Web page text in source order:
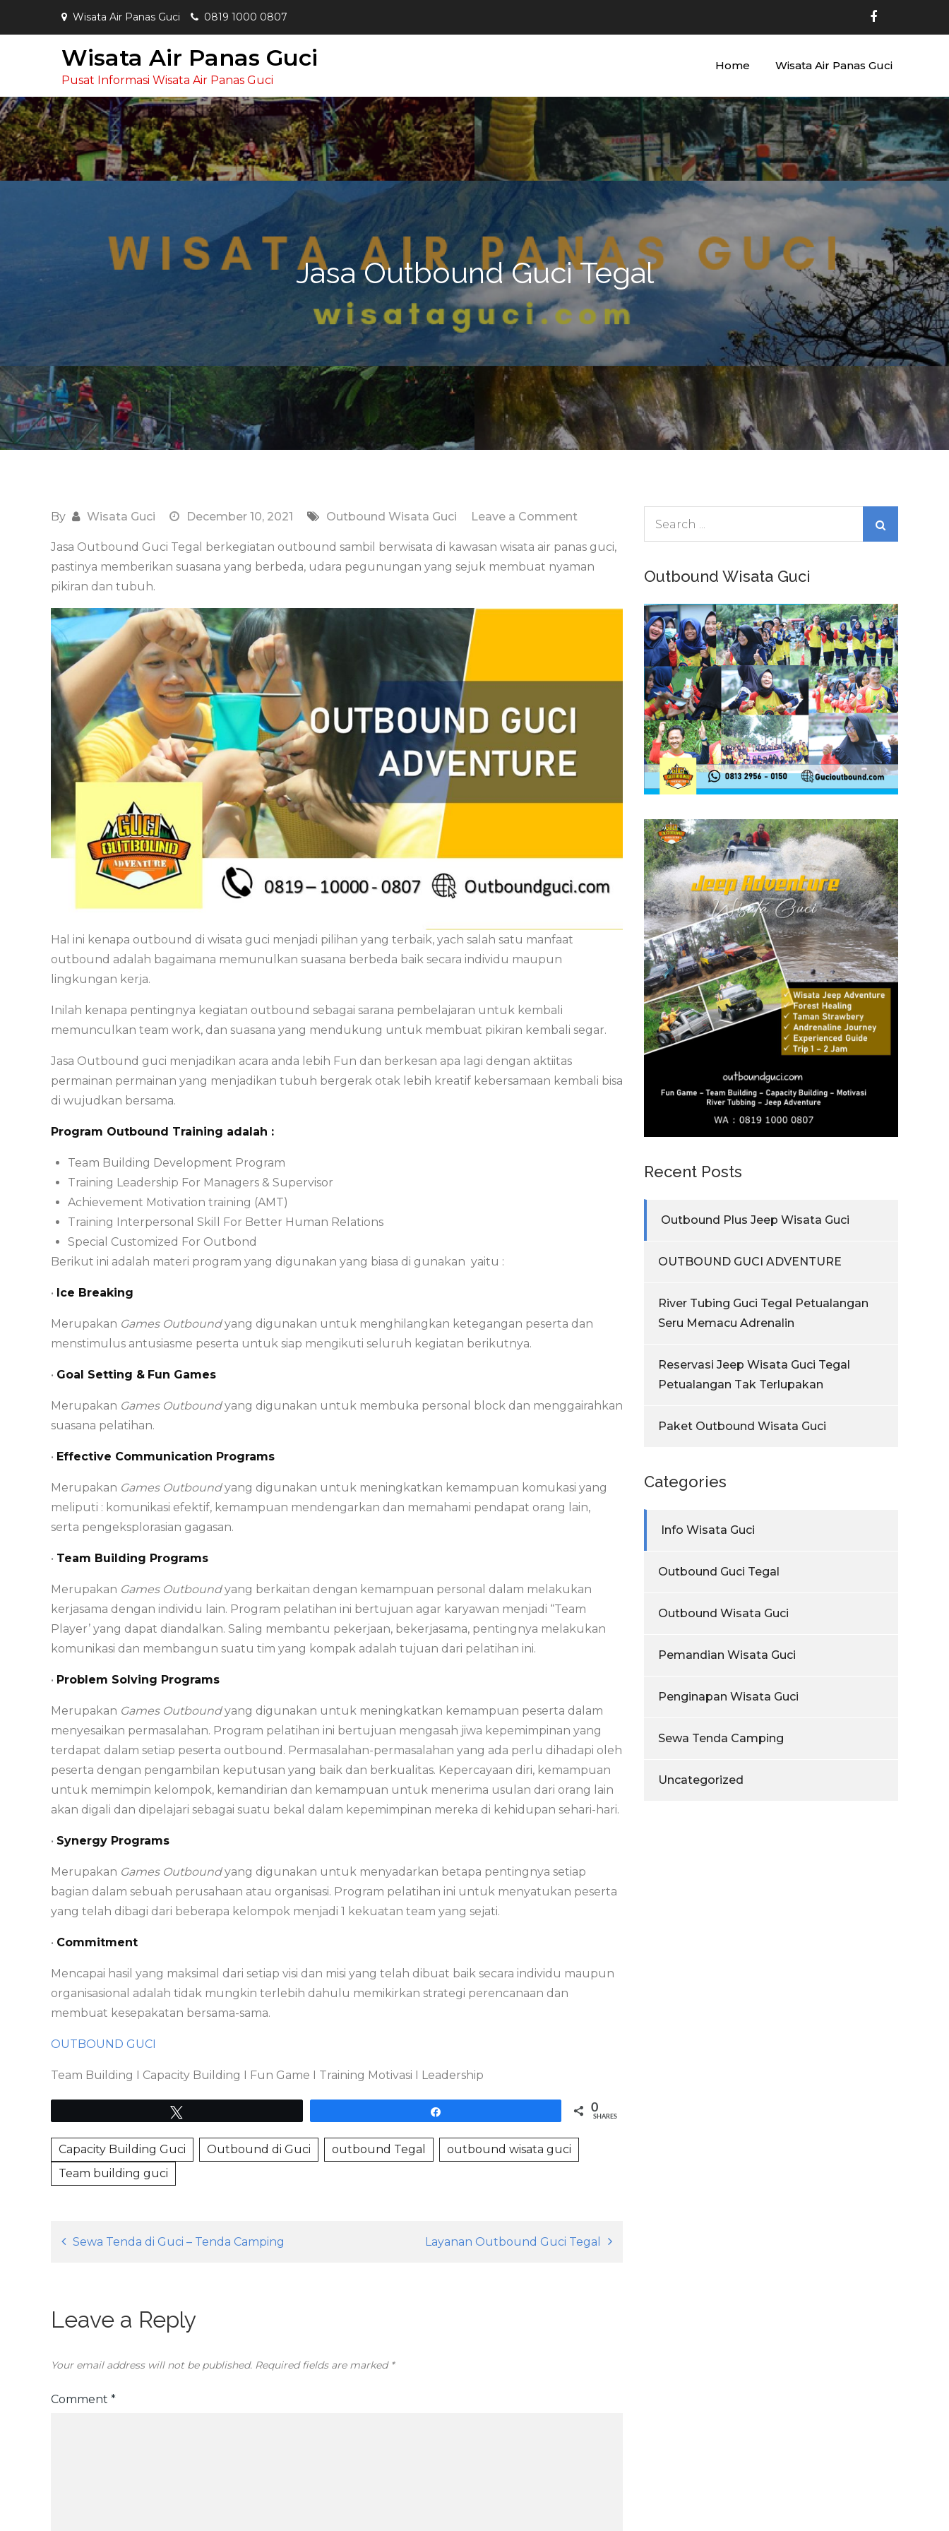
Wisata Air Panas Guci 0819 1000 0807
Wisata Air Panas Guci
Pusat Informasi Wisata Air Panas Guci
Home Wisata Air Panas Guci
Jasa Outbound Guci Tegal
By Wisata Guci December 10, 2021 Outbound Wisata Guci Leave a Comment
Outbound
Guci
Jasa Outbound Guci Tegal berkegiatan outbound sambil berwisata di kawasan wisata air panas guci,
pastinya memberikan suasana yang berbeda, udara pegunungan yang sejuk membuat nyaman
pikiran dan tubuh.
Hal ini kenapa outbound di wisata guci menjadi pilihan yang terbaik, yach salah satu manfaat
outbound adalah bagaimana memunulkan suasana berbeda baik secara individu maupun
lingkungan kerja.
Inilah kenapa pentingnya kegiatan outbound sebagai sarana pembelajaran untuk kembali
memunculkan team work, dan suasana yang mendukung untuk membuat pikiran kembali segar.
Jasa Outbound guci menjadikan acara anda lebih Fun dan berkesan apa lagi dengan aktiitas
permainan permainan yang menjadikan tubuh bergerak otak lebih kreatif kebersamaan kembali bisa
di wujudkan bersama.
Program Outbound Training adalah :
Team Building Development Program
Training Leadership For Managers & Supervisor
Achievement Motivation training (AMT)
Training Interpersonal Skill For Better Human Relations
Special Customized For Outbond
Berikut ini adalah materi program yang digunakan yang biasa di gunakan yaitu :
• Ice Breaking
Merupakan Games Outboundyang digunakan untuk menghilangkan ketegangan peserta dan
menstimulus antusiasme peserta untuk siap mengikuti seluruh kegiatan berikutnya.
• Goal Setting & Fun Games
Merupakan Games Outboundyang digunakan untuk membuka personal block dan menggairahkan
suasana pelatihan.
• Effective Communication Programs
Merupakan Games Outboundyang digunakan untuk meningkatkan kemampuan komukasi yang
meliputi : komunikasi efektif, kemampuan mendengarkan dan memahami pendapat orang lain,
serta pengeksplorasian gagasan.
• Team Building Programs
Merupakan Games Outboundyang berkaitan dengan kemampuan personal dalam melakukan
kerjasama dengan individu lain. Program pelatihan ini bertujuan agar karyawan menjadi “Team
Player’ yang dapat diandalkan. Saling membantu pekerjaan, bekerjasama, pentingnya melakukan
komunikasi dan membangun suatu tim yang kompak adalah tujuan dari pelatihan ini.
• Problem Solving Programs
Merupakan Games Outboundyang digunakan untuk meningkatkan kemampuan peserta dalam
menyesaikan permasalahan. Program pelatihan ini bertujuan mengasah jiwa kepemimpinan yang
terdapat dalam setiap peserta outbound. Permasalahan-permasalahan yang ada perlu dihadapi oleh
peserta dengan pengambilan keputusan yang baik dan berkualitas. Kepercayaan diri, kemampuan
untuk memimpin kelompok, kemandirian dan kemampuan untuk menerima usulan dari orang lain
akan digali dan dipelajari sebagai suatu bekal dalam kepemimpinan mereka di kehidupan sehari-hari.
• Synergy Programs
Merupakan Games Outboundyang digunakan untuk menyadarkan betapa pentingnya setiap
bagian dalam sebuah perusahaan atau organisasi. Program pelatihan ini untuk menyatukan peserta
yang telah dibagi dari beberapa kelompok menjadi 1 kekuatan team yang sejati.
• Commitment
Mencapai hasil yang maksimal dari setiap visi dan misi yang telah dibuat baik secara individu maupun
organisasional adalah tidak mungkin terlebih dahulu memikirkan strategi perencanaan dan
membuat kesepakatan bersama-sama.
OUTBOUND GUCI
Team Building I Capacity Building I Fun Game I Training Motivasi I Leadership
0
SHARES
Capacity Building Guci Outbound di Guci outbound Tegal
outbound wisata guci
Team building guci
Post
Sewa Tenda di Guci – Tenda Camping Layanan Outbound Guci Tegal
Leave a Reply
Your email address will not be published. Required fields are marked *
Comment *
Outbound Wisata Guci
Recent Posts
Outbound Plus Jeep Wisata Guci
OUTBOUND GUCI ADVENTURE
River Tubing Guci Tegal Petualangan
Seru Memacu Adrenalin
Reservasi Jeep Wisata Guci Tegal
Petualangan Tak Terlupakan
Paket Outbound Wisata Guci
Categories
Info Wisata Guci
Outbound Guci Tegal
Outbound Wisata Guci
Pemandian Wisata Guci
Penginapan Wisata Guci
Sewa Tenda Camping
Uncategorized